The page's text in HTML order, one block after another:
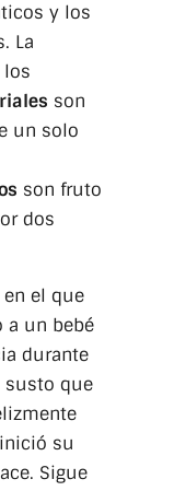
y los
La
los
son
un solo
son fruto
dos
el que
a un bebé
durante
susto que
su
Sigue